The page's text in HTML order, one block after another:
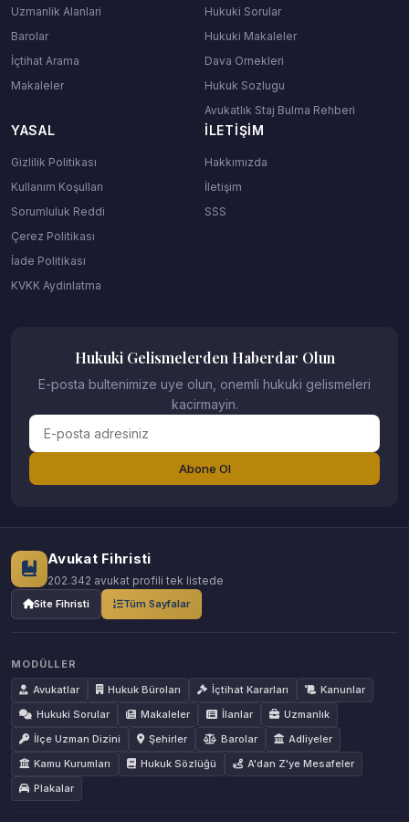
Uzmanlik Alanlari
Barolar
İçtihat Arama
Makaleler
Hukuki Sorular
Hukuki Makaleler
Dava Ornekleri
Hukuk Sozlugu
Avukatlık Staj Bulma Rehberi
YASAL
Gizlilik Politikası
Kullanım Koşulları
Sorumluluk Reddi
Çerez Politikası
İade Politikası
KVKK Aydinlatma
İLETIŞIM
Hakkımızda
İletişim
SSS
Hukuki Gelismelerden Haberdar Olun
E-posta bultenimize uye olun, onemli hukuki gelismeleri
kacirmayin.
Abone Ol
Avukat Fihristi
202.342 avukat profili tek listede
Site Fihristi Tüm Sayfalar
MODÜLLER
Avukatlar
Hukuk Büroları İçtihat Kararları
Kanunlar
Hukuki Sorular
Makaleler İlanlar
Uzmanlık
İlçe Uzman Dizini
Şehirler Barolar
Adliyeler
Kamu Kurumları
Hukuk Sözlüğü
A'dan Z'ye Mesafeler
Plakalar